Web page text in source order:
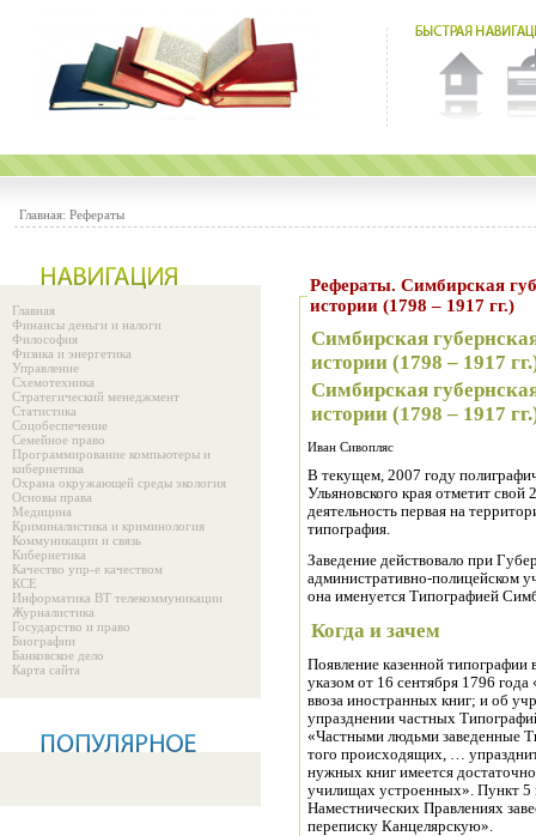
Главная: Рефераты
Главная
Финансы деньги и налоги
Философия
Физика и энергетика
Управление
Схемотехника
Стратегический менеджмент
Статистика
Соцобеспечение
Семейное право
Программирование компьютеры и
кибернетика
Охрана окружающей среды экология
Основы права
Медицина
Криминалистика и криминология
Коммуникации и связь
Кибернетика
Качество упр-е качеством
КСЕ
Информатика ВТ телекоммуникации
Журналистика
Государство и право
Биографии
Банковское дело
Карта сайта
Рефераты. Симбирская губернская типография: по страницам
истории (1798 – 1917 гг.)
Симбирская
истории (1798 – 1917
Симбирская
истории (1798 – 1917
Иван Сивопляс
В текущем, 2007 году
Ульяновского края отметит
деятельность первая на
типография.
Заведение действовало при
административно-полицейском
она именуется Типографией
Когда и зачем
Появление казенной
указом от 16 сентября 1796
ввоза иностранных книг; и об
упразднении частных
«Частными людьми заведенные
того происходящих, …
нужных книг имеется
училищах устроенных». Пункт 5
Наместнических Правлениях
переписку Канцелярскую».